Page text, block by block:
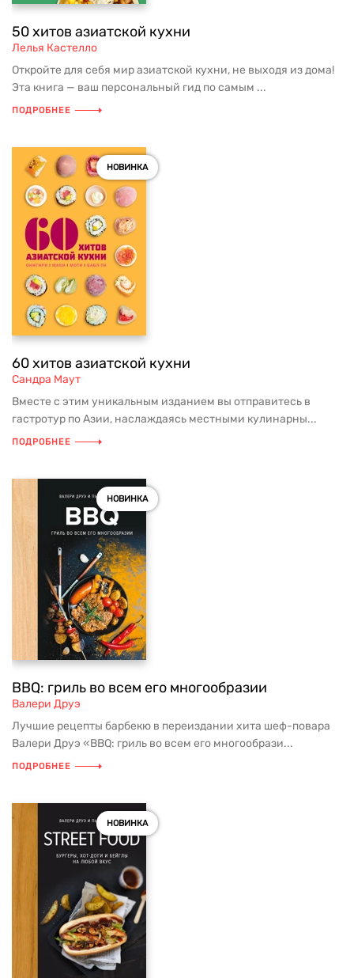
50 хитов азиатской кухни
Лелья Кастелло
Откройте для себя мир азиатской кухни, не выходя из дома!
Эта книга — ваш персональный гид по самым ...
ПОДРОБНЕЕ
НОВИНКА
60 хитов азиатской кухни
Сандра Маут
Вместе с этим уникальным изданием вы отправитесь в
гастротур по Азии, наслаждаясь местными кулинарны...
ПОДРОБНЕЕ
НОВИНКА
BBQ: гриль во всем его многообразии
Валери Друэ
Лучшие рецепты барбекю в переиздании хита шеф-повара
Валери Друэ «BBQ: гриль во всем его многообрази...
ПОДРОБНЕЕ
НОВИНКА